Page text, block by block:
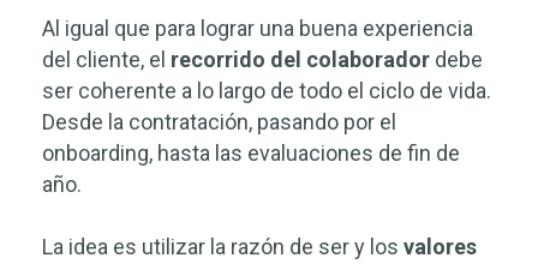
Al igual que para lograr una buena experiencia
del cliente, el recorrido del colaborador debe
ser coherente a lo largo de todo el ciclo de vida.
Desde la contratación, pasando por el
onboarding, hasta las evaluaciones de fin de
año.
La idea es utilizar la razón de ser y los valores